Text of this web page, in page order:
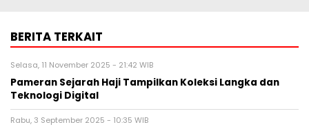
BERITA TERKAIT
Selasa, 11 November 2025 - 21:42 WIB
Pameran Sejarah Haji Tampilkan Koleksi Langka dan
Teknologi Digital
Rabu, 3 September 2025 - 10:35 WIB